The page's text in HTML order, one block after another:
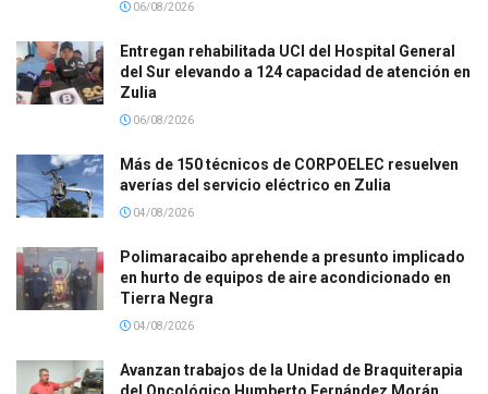
06/08/2026
Entregan rehabilitada UCI del Hospital General
del Sur elevando a 124 capacidad de atención en
Zulia
06/08/2026
Más de 150 técnicos de CORPOELEC resuelven
averías del servicio eléctrico en Zulia
04/08/2026
Polimaracaibo aprehende a presunto implicado
en hurto de equipos de aire acondicionado en
Tierra Negra
04/08/2026
Avanzan trabajos de la Unidad de Braquiterapia